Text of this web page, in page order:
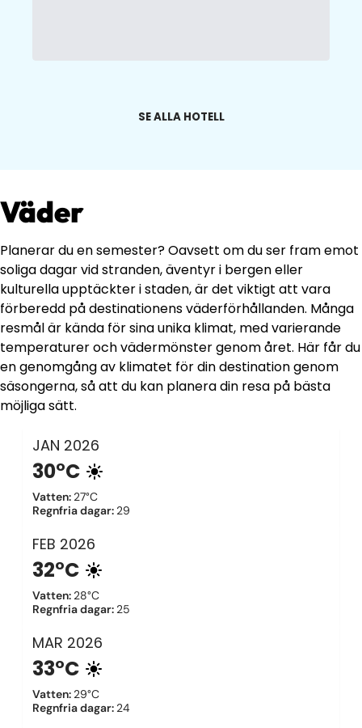
SE ALLA HOTELL
Väder
Planerar du en semester? Oavsett om du ser fram emot
soliga dagar vid stranden, äventyr i bergen eller
kulturella upptäckter i staden, är det viktigt att vara
förberedd på destinationens väderförhållanden. Många
resmål är kända för sina unika klimat, med varierande
temperaturer och vädermönster genom året. Här får du
en genomgång av klimatet för din destination genom
säsongerna, så att du kan planera din resa på bästa
möjliga sätt.
JAN 2026
30°C
Vatten: 27°C
Regnfria dagar: 29
FEB 2026
32°C
Vatten: 28°C
Regnfria dagar: 25
MAR 2026
33°C
Vatten: 29°C
Regnfria dagar: 24